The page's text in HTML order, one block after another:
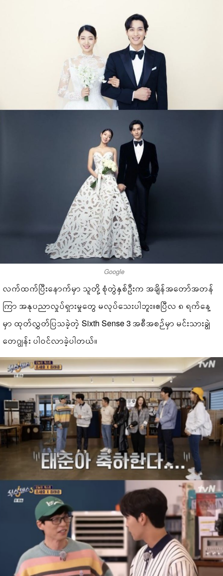
Google
လက်ထက်ပြီးနောက်မှာ သူတို့ စုံတွဲနှစ်ဦးက အချိန်အတော်အတန်
ကြာ အနုပညာလှုပ်ရှားမှုတွေ မလုပ်သေးပါဘူး။ဧပြီလ ၈ ရက်နေ့
မှာ ထုတ်လွှတ်ပြသခဲ့တဲ့ Sixth Sense 3 အစီအစဉ်မှာ မင်းသားချွဲ
တေဂျွန်း ပါဝင်လာခဲ့ပါတယ်။